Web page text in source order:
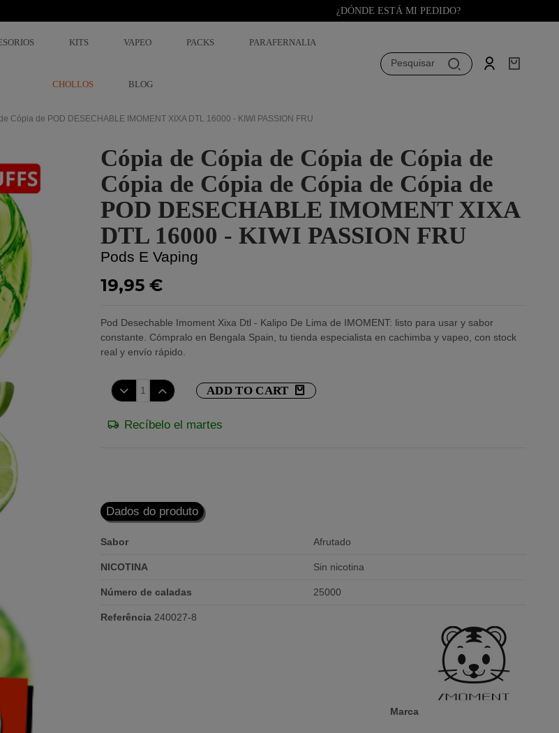
¿DÓNDE ESTÁ MI PEDIDO?
KITS VAPEO PACKS PARAFERNALIA
CHOLLOS BLOG
Pesquisar
de POD DESECHABLE IMOMENT XIXA DTL 16000 - KIWI PASSION FRU
Cópia de Cópia de Cópia de Cópia de
Cópia de Cópia de Cópia de Cópia de
POD DESECHABLE IMOMENT XIXA
DTL 16000 - KIWI PASSION FRU
Pods E Vaping
19,95 €
Pod Desechable Imoment Xixa Dtl - Kalipo De Lima de IMOMENT: listo para usar y sabor
constante. Cómpralo en Bengala Spain, tu tienda especialista en cachimba y vapeo, con stock
real y envío rápido.
ADD TO CART
Recíbelo el martes
Dados do produto
Sabor Afrutado
NICOTINA Sin nicotina
Número de caladas 25000
Marca
Referência 240027-8